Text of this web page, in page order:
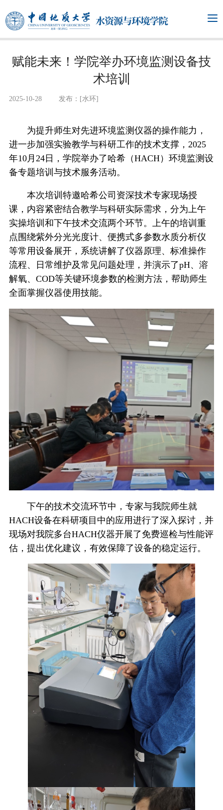
赋能未来！学院举办环境监测设备技
术培训
2025-10-28 发布：[水环]
为提升师生对先进环境监测仪器的操作能力，
进一步加强实验教学与科研工作的技术支撑，2025
年10月24日，学院举办了哈希（HACH）环境监测设
备专题培训与技术服务活动。
本次培训特邀哈希公司资深技术专家现场授
课，内容紧密结合教学与科研实际需求，分为上午
实操培训和下午技术交流两个环节。上午的培训重
点围绕紫外分光光度计、便携式多参数水质分析仪
等常用设备展开，系统讲解了仪器原理、标准操作
流程、日常维护及常见问题处理，并演示了pH、溶
解氧、COD等关键环境参数的检测方法，帮助师生
全面掌握仪器使用技能。
下午的技术交流环节中，专家与我院师生就
HACH设备在科研项目中的应用进行了深入探讨，并
现场对我院多台HACH仪器开展了免费巡检与性能评
估，提出优化建议，有效保障了设备的稳定运行。